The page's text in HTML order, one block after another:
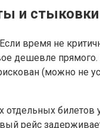
и стыковки
время не
дешевле прямого.
(можно не
рейс